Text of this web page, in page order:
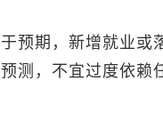
预期，新增就业或
测，不宜过度依赖